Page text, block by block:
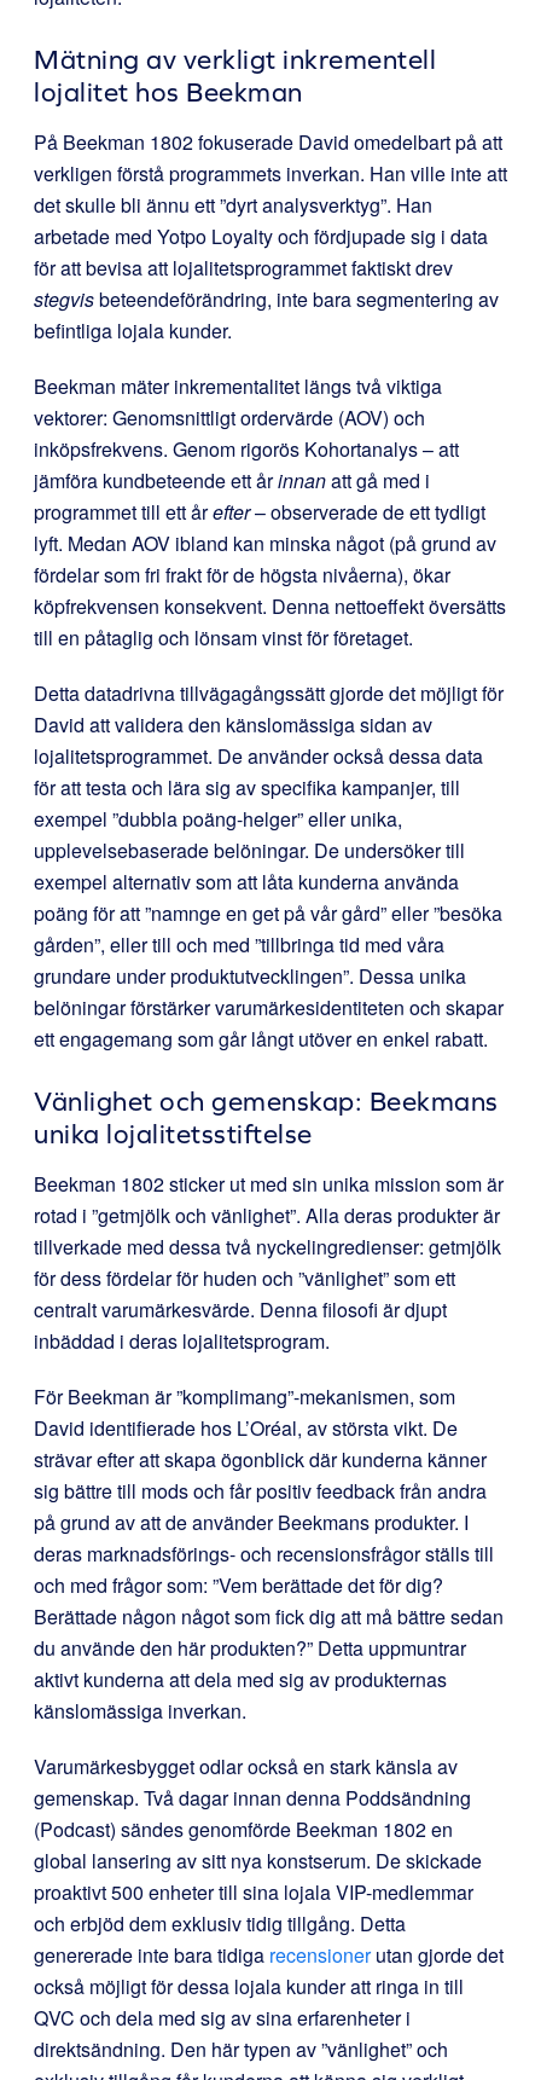
Mätning av verkligt inkrementell
lojalitet hos Beekman
På Beekman 1802 fokuserade David omedelbart på att
verkligen förstå programmets inverkan. Han ville inte att
det skulle bli ännu ett ”dyrt analysverktyg”. Han
arbetade med Yotpo Loyalty och fördjupade sig i data
för att bevisa att lojalitetsprogrammet faktiskt drev
stegvisbeteendeförändring, inte bara segmentering av
befintliga lojala kunder.
Beekman mäter inkrementalitet längs två viktiga
vektorer: Genomsnittligt ordervärde (AOV) och
inköpsfrekvens. Genom rigorös Kohortanalys – att
jämföra kundbeteende ett årinnanatt gå med i
programmet till ett årefter– observerade de ett tydligt
lyft. Medan AOV ibland kan minska något (på grund av
fördelar som fri frakt för de högsta nivåerna), ökar
köpfrekvensen konsekvent. Denna nettoeffekt översätts
till en påtaglig och lönsam vinst för företaget.
Detta datadrivna tillvägagångssätt gjorde det möjligt för
David att validera den känslomässiga sidan av
lojalitetsprogrammet. De använder också dessa data
för att testa och lära sig av specifika kampanjer, till
exempel ”dubbla poäng-helger” eller unika,
upplevelsebaserade belöningar. De undersöker till
exempel alternativ som att låta kunderna använda
poäng för att ”namnge en get på vår gård” eller ”besöka
gården”, eller till och med ”tillbringa tid med våra
grundare under produktutvecklingen”. Dessa unika
belöningar förstärker varumärkesidentiteten och skapar
ett engagemang som går långt utöver en enkel rabatt.
Vänlighet och gemenskap: Beekmans
unika lojalitetsstiftelse
Beekman 1802 sticker ut med sin unika mission som är
rotad i ”getmjölk och vänlighet”. Alla deras produkter är
tillverkade med dessa två nyckelingredienser: getmjölk
för dess fördelar för huden och ”vänlighet” som ett
centralt varumärkesvärde. Denna filosofi är djupt
inbäddad i deras lojalitetsprogram.
För Beekman är ”komplimang”-mekanismen, som
David identifierade hos L’Oréal, av största vikt. De
strävar efter att skapa ögonblick där kunderna känner
sig bättre till mods och får positiv feedback från andra
på grund av att de använder Beekmans produkter. I
deras marknadsförings- och recensionsfrågor ställs till
och med frågor som: ”Vem berättade det för dig?
Berättade någon något som fick dig att må bättre sedan
du använde den här produkten?” Detta uppmuntrar
aktivt kunderna att dela med sig av produkternas
känslomässiga inverkan.
Varumärkesbygget odlar också en stark känsla av
gemenskap. Två dagar innan denna Poddsändning
(Podcast) sändes genomförde Beekman 1802 en
global lansering av sitt nya konstserum. De skickade
proaktivt 500 enheter till sina lojala VIP-medlemmar
och erbjöd dem exklusiv tidig tillgång. Detta
genererade inte bara tidiga recensionerutan gjorde det
också möjligt för dessa lojala kunder att ringa in till
QVC och dela med sig av sina erfarenheter i
direktsändning. Den här typen av ”vänlighet” och